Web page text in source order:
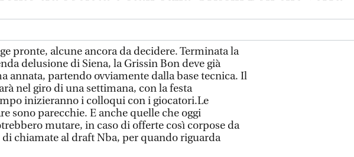
pronte, alcune ancora da decidere. Terminata la
delusione di Siena, la Grissin Bon deve già
annata, partendo ovviamente dalla base tecnica. Il
nel giro di una settimana, con la festa
inizieranno i colloqui con i giocatori.Le
sono parecchie. E anche quelle che oggi
mutare, in caso di offerte così corpose da
chiamate al draft Nba, per quando riguarda